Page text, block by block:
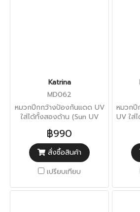
Katrina
MD062
หมวกปีกกว้างป้องกันแดด UV
ใส่ได้ทั้งสองด้าน (Sun UV
฿990
สั่งซื้อสินค้า
เปรียบเทียบ
หมวกปี
UV ใส่